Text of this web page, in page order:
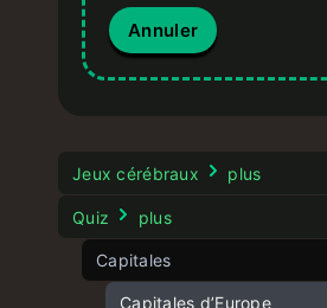
Annuler
Jeux cérébraux plus
Quiz plus
Capitales
Capitales d’Europe